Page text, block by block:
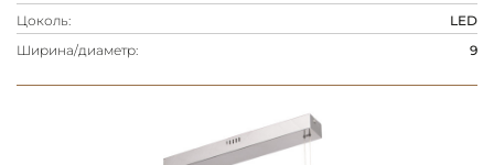
Цоколь:
LED
Ширина/диаметр:
9